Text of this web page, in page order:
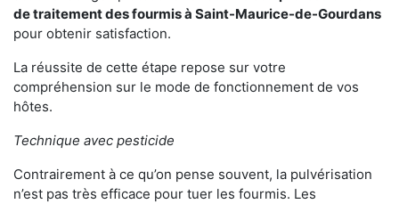
de traitement des fourmis à Saint-Maurice-de-Gourdans
pour obtenir satisfaction.
La réussite de cette étape repose sur votre
compréhension sur le mode de fonctionnement de vos
hôtes.
Technique avec pesticide
Contrairement à ce qu’on pense souvent, la pulvérisation
n’est pas très efficace pour tuer les fourmis. Les